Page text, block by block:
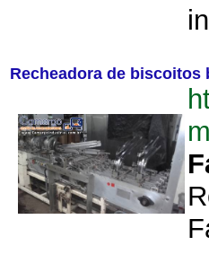
Recheadora de biscoitos